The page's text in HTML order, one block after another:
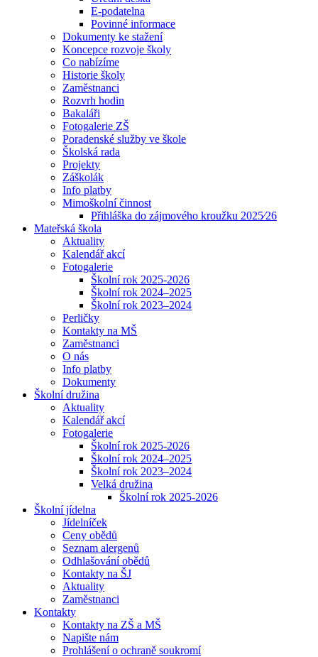
E-podatelna
Povinné informace
Dokumenty ke stažení
Koncepce rozvoje školy
Co nabízíme
Historie školy
Zaměstnanci
Rozvrh hodin
Bakaláři
Fotogalerie ZŠ
Poradenské služby ve škole
Školská rada
Projekty
Záškolák
Info platby
Mimoškolní činnost
Přihláška do zájmového kroužku 2025⁄26
Mateřská škola
Aktuality
Kalendář akcí
Fotogalerie
Školní rok 2025-2026
Školní rok 2024–2025
Školní rok 2023–2024
Perličky
Kontakty na MŠ
Zaměstnanci
O nás
Info platby
Dokumenty
Školní družina
Aktuality
Kalendář akcí
Fotogalerie
Školní rok 2025-2026
Školní rok 2024–2025
Školní rok 2023–2024
Velká družina
Školní rok 2025-2026
Školní jídelna
Jídelníček
Ceny obědů
Seznam alergenů
Odhlašování obědů
Kontakty na ŠJ
Aktuality
Zaměstnanci
Kontakty
Kontakty na ZŠ a MŠ
Napište nám
Prohlášení o ochraně soukromí